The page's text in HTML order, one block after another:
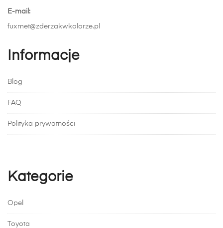
E-mail:
fuxmet@zderzakwkolorze.pl
Informacje
Blog
FAQ
Polityka prywatności
Kategorie
Opel
Toyota